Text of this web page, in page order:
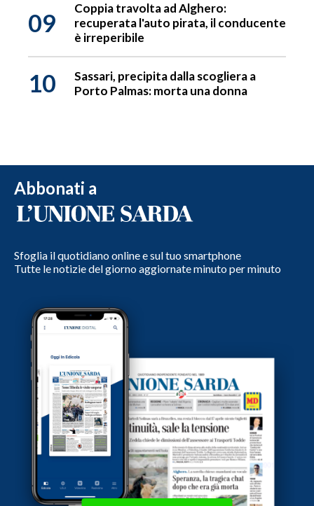
09
Coppia travolta ad Alghero:
recuperata l'auto pirata, il conducente
è irreperibile
10
Sassari, precipita dalla scogliera a
Porto Palmas: morta una donna
Abbonati a
Sfoglia il quotidiano online e sul tuo smartphone
Tutte le notizie del giorno aggiornate minuto per minuto